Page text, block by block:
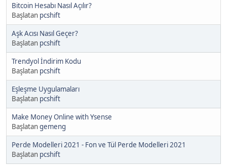
Bitcoin Hesabı Nasıl Açılır?
Başlatan pcshift
Aşk Acısı Nasıl Geçer?
Başlatan pcshift
Trendyol İndirim Kodu
Başlatan pcshift
Eşleşme Uygulamaları
Başlatan pcshift
Make Money Online with Ysense
Başlatangemeng
Perde Modelleri 2021 - Fon ve Tül Perde Modelleri 2021
Başlatan pcshift